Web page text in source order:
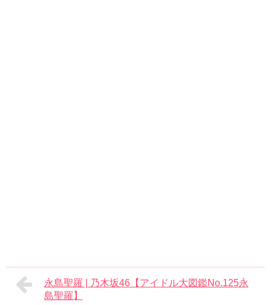
永島聖羅 | 乃木坂46【アイドル大図鑑No.125永
島聖羅】